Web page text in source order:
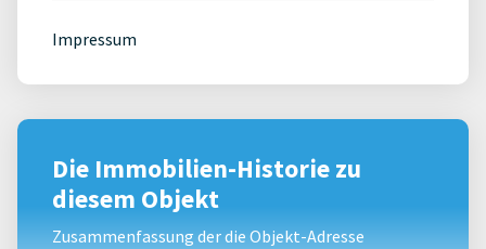
Impressum
Die Immobilien-Historie zu
diesem Objekt
Zusammenfassung der die Objekt-Adresse